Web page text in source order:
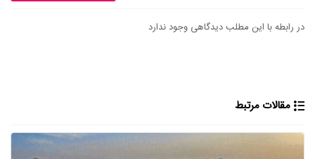
در رابطه با این مطلب دیدگاهی وجود ندارد
مقالات مرتبط